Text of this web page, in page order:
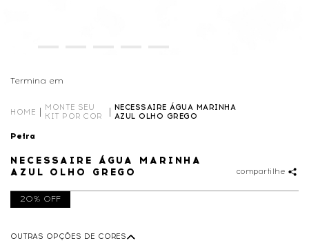
Termina em
HOME
MONTE SEU
KIT POR COR
NECESSAIRE ÁGUA MARINHA
AZUL OLHO GREGO
Petra
NECESSAIRE ÁGUA MARINHA
AZUL OLHO GREGO
compartilhe
20% OFF
OUTRAS OPÇÕES DE CORES